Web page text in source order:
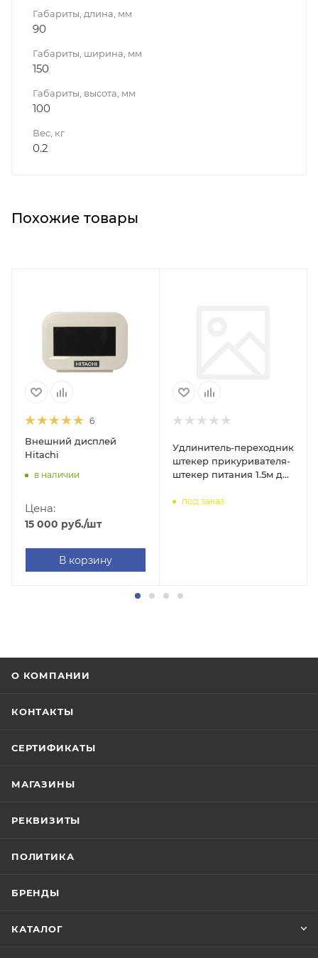
Габариты, длина, мм
90
Габариты, ширина, мм
150
Габариты, высота, мм
100
Вес, кг
0.2
Похожие товары
6
Внешний дисплей
Hitachi
в наличии
Цена:
15 000 руб./шт
В корзину
Удлинитель-переходник
штекер прикуривателя-
штекер питания 1.5м для
Mertech 50 mini
под заказ
О КОМПАНИИ
КОНТАКТЫ
СЕРТИФИКАТЫ
МАГАЗИНЫ
РЕКВИЗИТЫ
ПОЛИТИКА
БРЕНДЫ
КАТАЛОГ